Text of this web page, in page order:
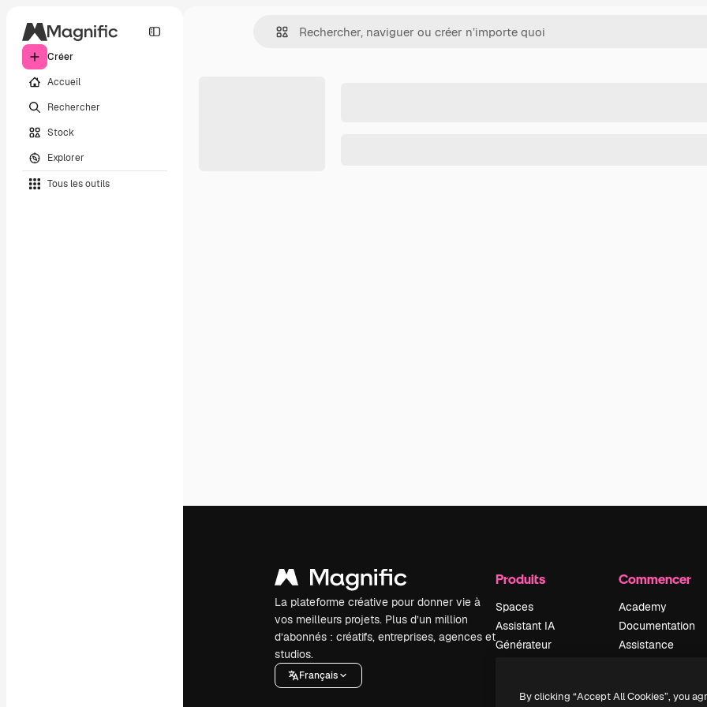
Créer
Accueil
Rechercher
Stock
Explorer
Tous les outils
La plateforme créative pour donner vie à
vos meilleurs projets. Plus d’un million
d’abonnés : créatifs, entreprises, agences et
studios.
Français
Produits
Spaces
Assistant IA
Générateur
vidéos IA
Commencer
Academy
Documentation
Assistance
Politique de
By clicking “Accept All Cookies”, you